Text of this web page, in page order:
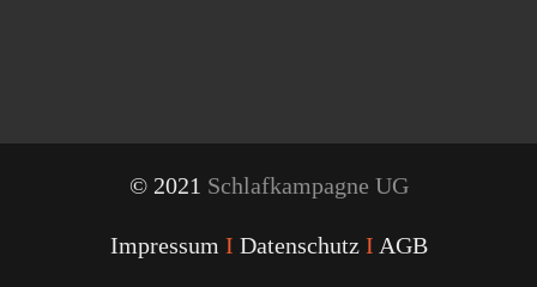
© 2021 Schlafkampagne UG
Impressum I Datenschutz I AGB